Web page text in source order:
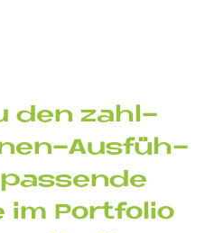
den zahl­
Aus­füh­
im Port­fo­lio